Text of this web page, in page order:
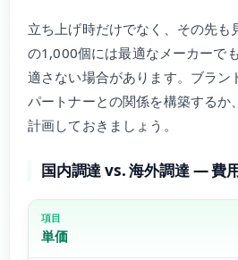
立ち上げ時だけでなく、その先も
の1,000個には最適なメーカーで
適さない場合があります。ブラン
パートナーとの関係を構築するか
計画しておきましょう。
国内調達 vs. 海外調達 — 費
単価